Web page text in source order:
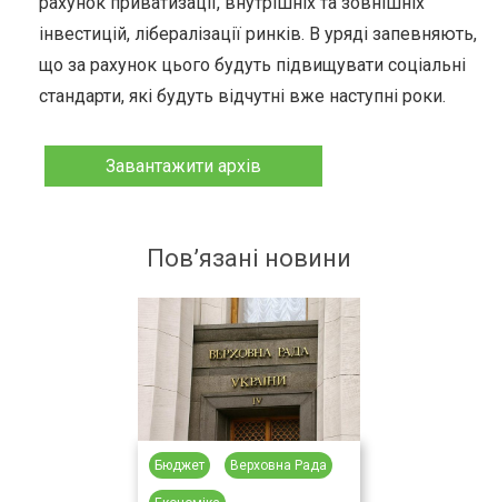
інвестицій, лібералізації ринків. В уряді запевняють,
що за рахунок цього будуть підвищувати соціальні
стандарти, які будуть відчутні вже наступні роки.
Завантажити архів
Пов’язані новини
Бюджет Верховна Рада